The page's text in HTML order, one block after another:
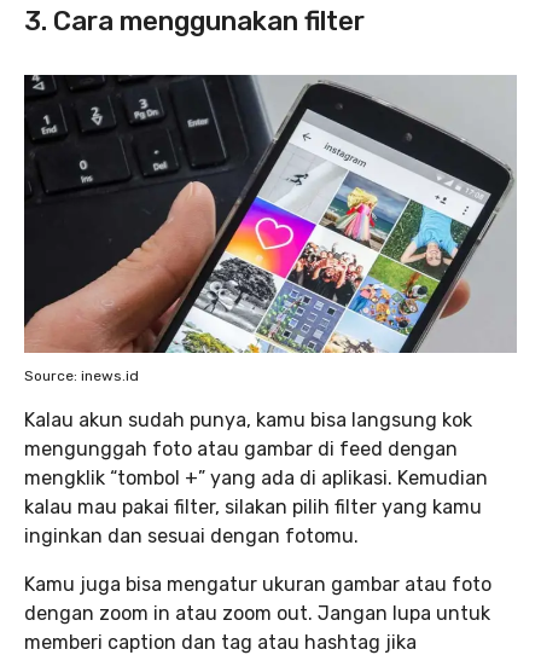
3. Cara menggunakan filter
Source: inews.id
Kalau akun sudah punya, kamu bisa langsung kok
mengunggah foto atau gambar di feed dengan
mengklik “tombol +” yang ada di aplikasi. Kemudian
kalau mau pakai filter, silakan pilih filter yang kamu
inginkan dan sesuai dengan fotomu.
Kamu juga bisa mengatur ukuran gambar atau foto
dengan zoom in atau zoom out. Jangan lupa untuk
memberi caption dan tag atau hashtag jika